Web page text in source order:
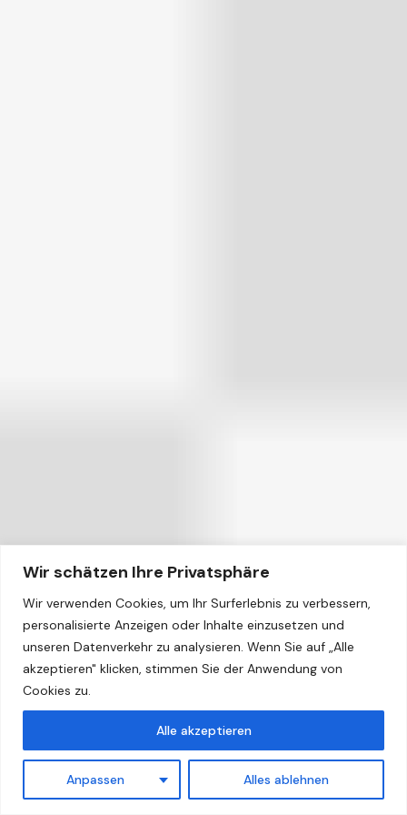
Wir schätzen Ihre Privatsphäre
Wir verwenden Cookies, um Ihr Surferlebnis zu verbessern,
personalisierte Anzeigen oder Inhalte einzusetzen und
unseren Datenverkehr zu analysieren. Wenn Sie auf „Alle
akzeptieren" klicken, stimmen Sie der Anwendung von
Cookies zu.
Anpassen Alles ablehnen
Alle akzeptieren